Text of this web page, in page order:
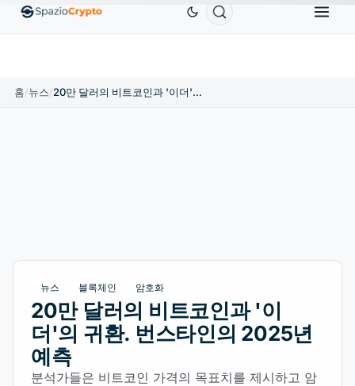
ETHUS$1,880.58↑1.90% USDTUS$0.9991 BNB
홈/뉴스/ 20만 달러의 비트코인과 '이더'의 귀환. 번스타인의 2025년 예측
뉴스 블록체인 암호화
20만 달러의 비트코인과 '이
더'의 귀환. 번스타인의 2025년
예측
분석가들은 비트코인 가격의 목표치를 제시하고 암